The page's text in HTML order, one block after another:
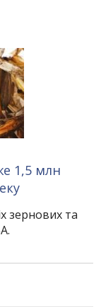
1,5 млн
зернових та